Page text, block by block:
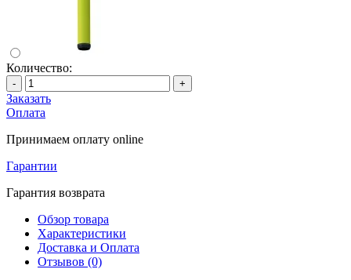
Количество:
- +
Заказать
Оплата
Принимаем оплату online
Гарантии
Гарантия возврата
Обзор товара
Характеристики
Доставка и Оплата
Отзывов (0)